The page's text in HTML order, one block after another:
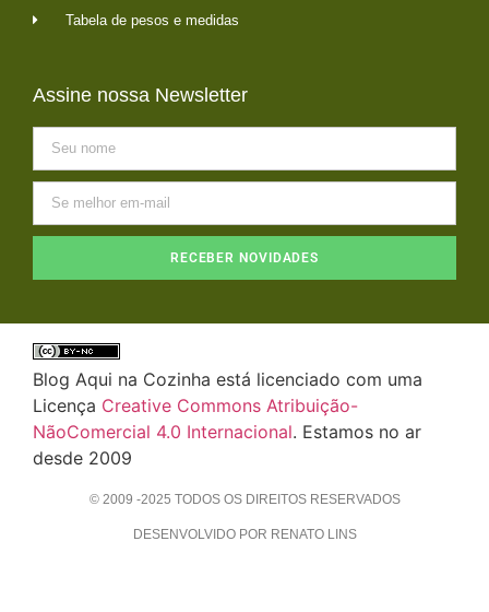
Tabela de pesos e medidas
Assine nossa Newsletter
RECEBER NOVIDADES
Blog Aqui na Cozinha está licenciado com uma
Licença Creative Commons Atribuição-
NãoComercial 4.0 Internacional. Estamos no ar
desde 2009
© 2009 -2025 TODOS OS DIREITOS RESERVADOS
DESENVOLVIDO POR RENATO LINS